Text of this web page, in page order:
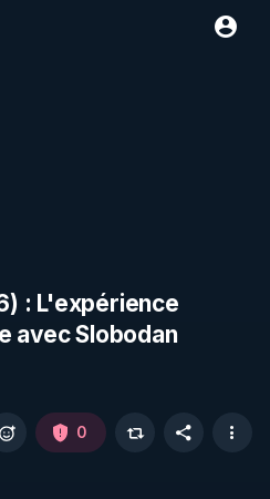
: L'expérience
avec Slobodan
0